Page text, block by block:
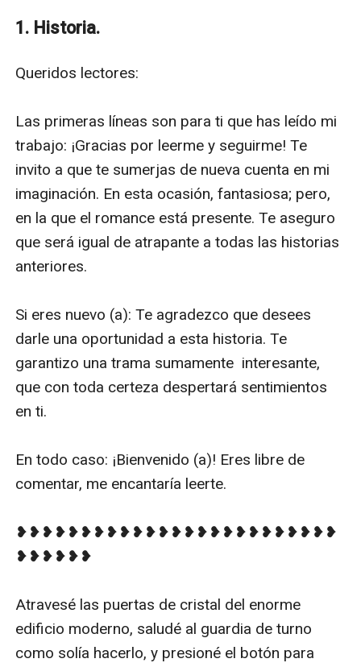
momentos? ¿Podrás resistirte a no cambiar los
que fuiste asignado? O, ¿arriesgarías a toda la
Ésta historia es una obra de ficción. Nombres,
personajes, lugares y eventos, son producto de la
imaginación y son usados de manera ficticia.
Cualquier semejanza con eventos actuales, locales,
personas (vivas o muertas), es coincidencia.
1. Historia.
Queridos lectores:
Las primeras líneas son para ti que has leído mi
trabajo: ¡Gracias por leerme y seguirme! Te
invito a que te sumerjas de nueva cuenta en mi
imaginación. En esta ocasión, fantasiosa; pero,
en la que el romance está presente. Te aseguro
que será igual de atrapante a todas las historias
anteriores.
Si eres nuevo (a): Te agradezco que desees
darle una oportunidad a esta historia. Te
garantizo una trama sumamente  interesante,
que con toda certeza despertará sentimientos
en ti.
En todo caso: ¡Bienvenido (a)! Eres libre de
comentar, me encantaría leerte.
❥❥❥❥❥❥❥❥❥❥❥❥❥❥❥❥❥❥❥❥❥❥❥❥❥
❥❥❥❥❥❥
Atravesé las puertas de cristal del enorme
edificio moderno, saludé al guardia de turno
como solía hacerlo, y presioné el botón para